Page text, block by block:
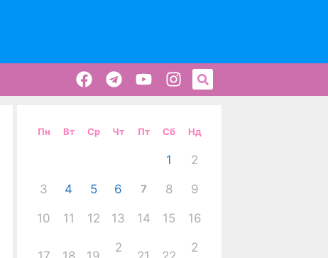
Пн Вт Ср Чт Пт Сб Нд
1 2
3 4 5 6 7 8 9
10 11 12 13 14 15 16
2
2